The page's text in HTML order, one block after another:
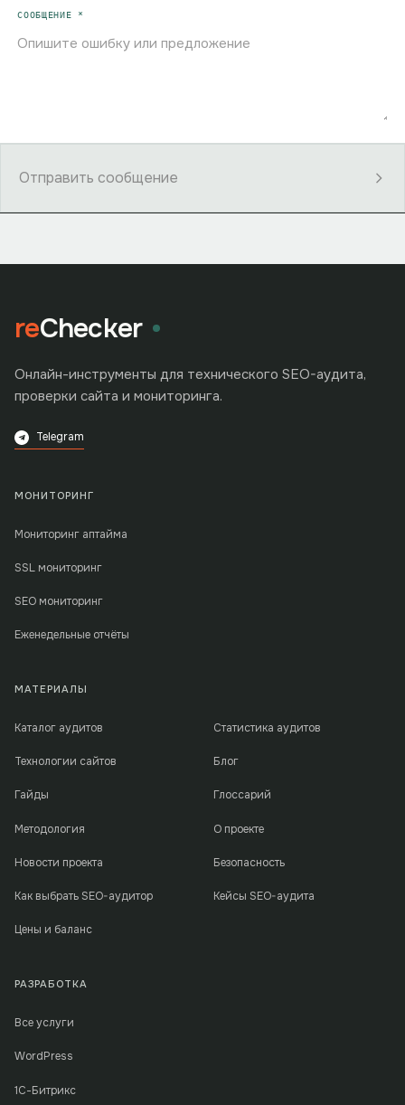
СООБЩЕНИЕ *
Отправить сообщение
reChecker
Онлайн-инструменты для технического SEO-аудита,
проверки сайта и мониторинга.
Telegram
МОНИТОРИНГ
Мониторинг аптайма
SSL мониторинг
SEO мониторинг
Еженедельные отчёты
МАТЕРИАЛЫ
Каталог аудитов Статистика аудитов
Технологии сайтов Блог
Гайды Глоссарий
Методология О проекте
Новости проекта Безопасность
Как выбрать SEO-аудитор Кейсы SEO-аудита
Цены и баланс
РАЗРАБОТКА
Все услуги
WordPress
1С-Битрикс